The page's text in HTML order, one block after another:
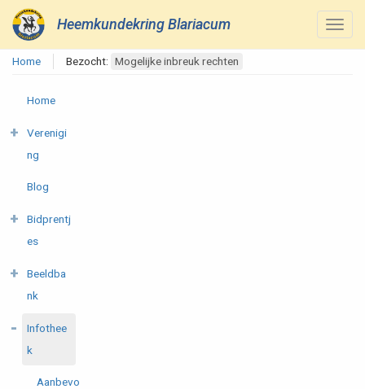
Heemkundekring Blariacum
Home Bezocht: Mogelijke inbreuk rechten
Home
Verenigi
ng
Blog
Bidprentj
es
Beeldba
nk
Infothee
k
Aanbevo